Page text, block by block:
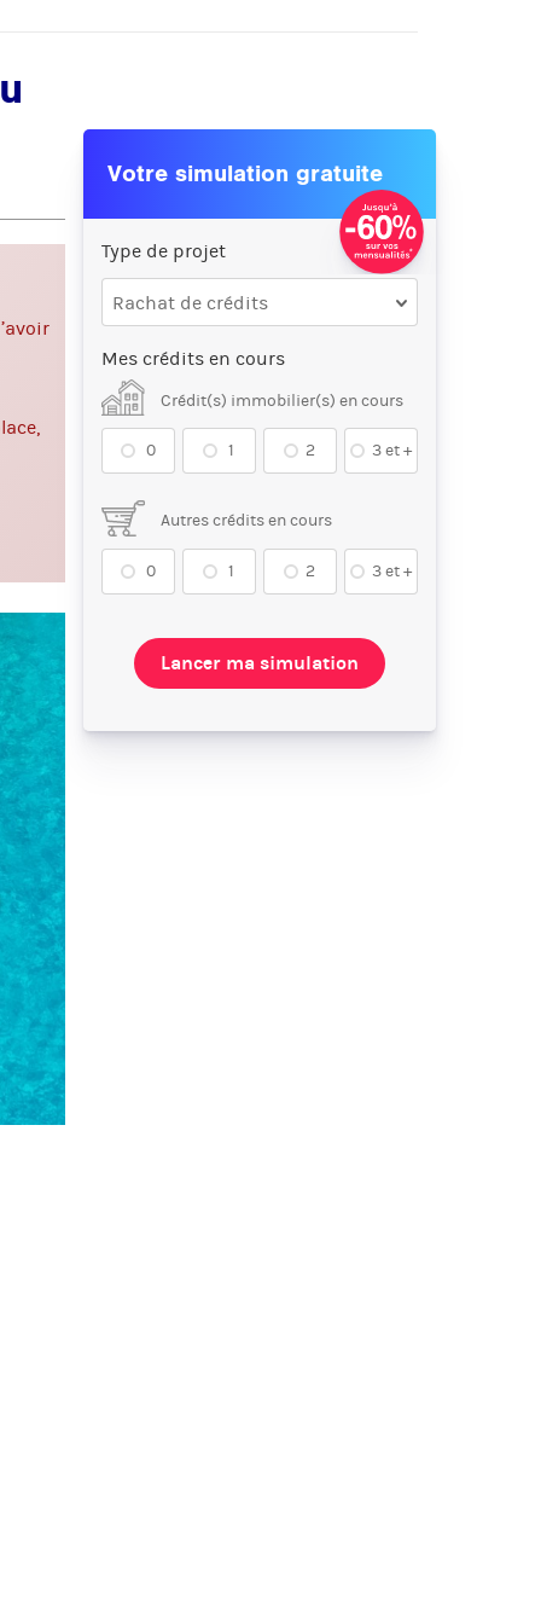
Votre simulation gratuite
Type de projet
Rachat de crédits
Mes crédits en cours
Crédit(s) immobilier(s) en cours
0 1 2 3 et +
Autres crédits en cours
0 1 2 3 et +
Lancer ma simulation